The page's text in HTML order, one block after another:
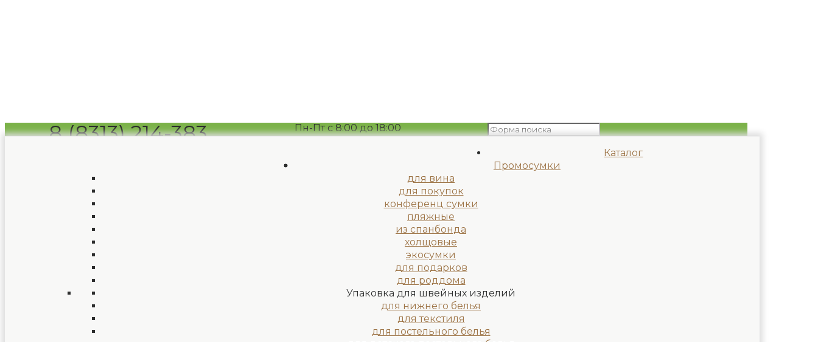
8 (8313) 214-383 Пн-Пт с 8:00 до 18:00
Каталог
Промосумки
для вина
для покупок
конференц сумки
пляжные
из спанбонда
холщовые
экосумки
для подарков
для роддома
Упаковка для швейных изделий
для нижнего белья
для текстиля
для постельного белья